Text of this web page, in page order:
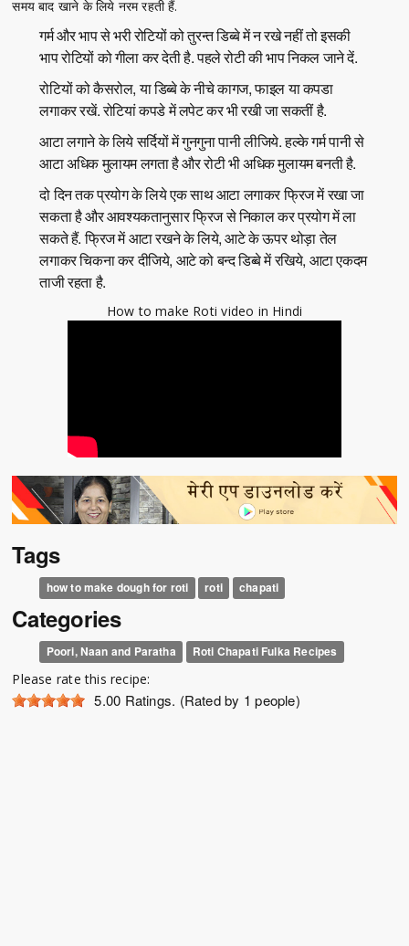
समय बाद खाने के लिये नरम रहती हैं.
गर्म और भाप से भरी रोटियों को तुरन्त डिब्बे में न रखे नहीं तो इसकी
भाप रोटियों को गीला कर देती है. पहले रोटी की भाप निकल जाने दें.
रोटियों को कैसरोल, या डिब्बे के नीचे कागज, फाइल या कपडा
लगाकर रखें. रोटियां कपडे में लपेट कर भी रखी जा सकतीं है.
आटा लगाने के लिये सर्दियों में गुनगुना पानी लीजिये. हल्के गर्म पानी से
आटा अधिक मुलायम लगता है और रोटी भी अधिक मुलायम बनती है.
दो दिन तक प्रयोग के लिये एक साथ आटा लगाकर फ्रिज में रखा जा
सकता है और आवश्यकतानुसार फ्रिज से निकाल कर प्रयोग में ला
सकते हैं. फ्रिज में आटा रखने के लिये, आटे के ऊपर थोड़ा तेल
लगाकर चिकना कर दीजिये, आटे को बन्द डिब्बे में रखिये, आटा एकदम
ताजी रहता है.
How to make Roti video in Hindi
Tags
how to make dough for roti roti chapati
Categories
Poori, Naan and Paratha Roti Chapati Fulka Recipes
Please rate this recipe:
5.00 Ratings. (Rated by 1 people)